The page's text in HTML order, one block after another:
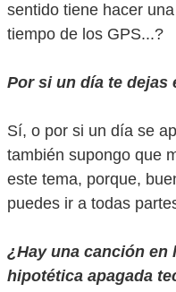
sentido tiene hacer
tiempo de los GPS...?
Por si un día te dejas
Sí, o por si un día se
también supongo que
este tema, porque,
puedes ir a todas
¿Hay una canción en
hipotética apagada